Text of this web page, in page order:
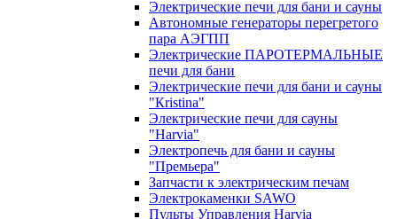
Электрические печи для бани и сауны
Автономные генераторы перегретого
пара АЭГПП
Электрические ПАРОТЕРМАЛЬНЫЕ
печи для бани
Электрические печи для бани и сауны
"Кristina"
Электрические печи для сауны
"Harvia"
Электропечь для бани и сауны
"Премьера"
Запчасти к электрическим печам
Электрокаменки SAWO
Пульты Управления Harvia